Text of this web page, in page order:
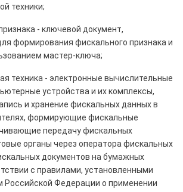
техники;
- ключевой документ,
формирования фискального признака и
мастер-ключа;
техника - электронные вычислительные
устройства и их комплексы,
и хранение фискальных данных в
формирующие фискальные
передачу фискальных
органы через оператора фискальных
документов на бумажных
с правилами, установленными
Российской Федерации о применении